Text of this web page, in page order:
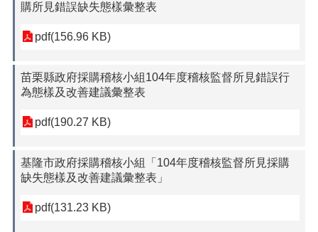
購所見錯誤缺失態樣彙整表
pdf(156.96 KB)
苗栗縣政府採購稽核小組104年度稽核監督所見錯誤行
為態樣及改善建議彙整表
pdf(190.27 KB)
基隆市政府採購稽核小組「104年度稽核監督所見採購
缺失態樣及改善建議彙整表」
pdf(131.23 KB)